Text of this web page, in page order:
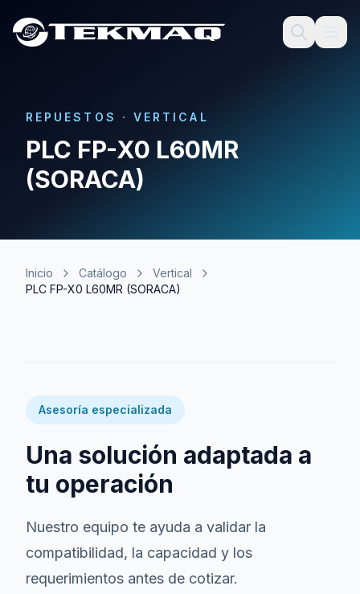
REPUESTOS · VERTICAL
PLC FP-X0 L60MR
(SORACA)
Inicio Catálogo
Vertical
PLC FP-X0 L60MR (SORACA)
Asesoría especializada
Una solución adaptada a
tu operación
Nuestro equipo te ayuda a validar la
compatibilidad, la capacidad y los
requerimientos antes de cotizar.